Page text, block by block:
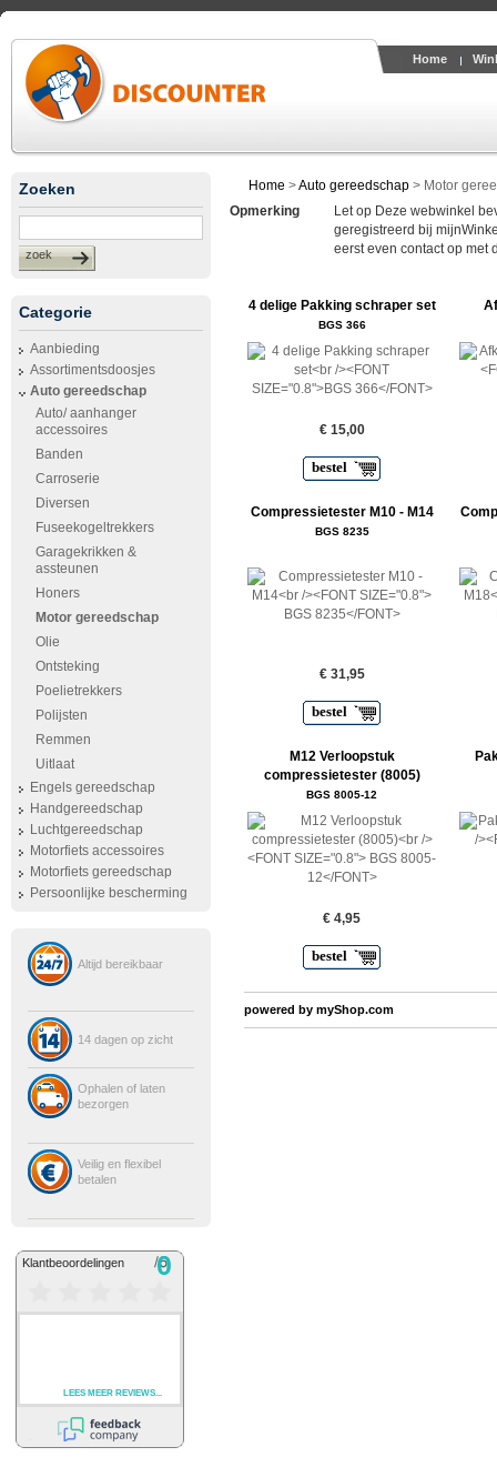
Home
Zoeken
zoek
Categorie
Aanbieding
Assortimentsdoosjes
Auto gereedschap
Auto/ aanhanger
accessoires
Banden
Carroserie
Diversen
Fuseekogeltrekkers
Garagekrikken &
assteunen
Honers
Motor gereedschap
Olie
Ontsteking
Poelietrekkers
Polijsten
Remmen
Uitlaat
Engels gereedschap
Handgereedschap
Luchtgereedschap
Motorfiets accessoires
Motorfiets gereedschap
Persoonlijke bescherming
Altijd bereikbaar
14 dagen op zicht
Ophalen of laten
bezorgen
Veilig en flexibel
betalen
Home >Auto gereedschap > Motor
Opmerking
Let op Deze webwinkel
geregistreerd bij
eerst even contact op met
4 delige Pakking schraper set
BGS 366
€ 15,00
bestel
Compressietester M10 - M14
BGS 8235
€ 31,95
bestel
M12 Verloopstuk
compressietester (8005)
BGS 8005-12
€ 4,95
bestel
powered by myShop.com